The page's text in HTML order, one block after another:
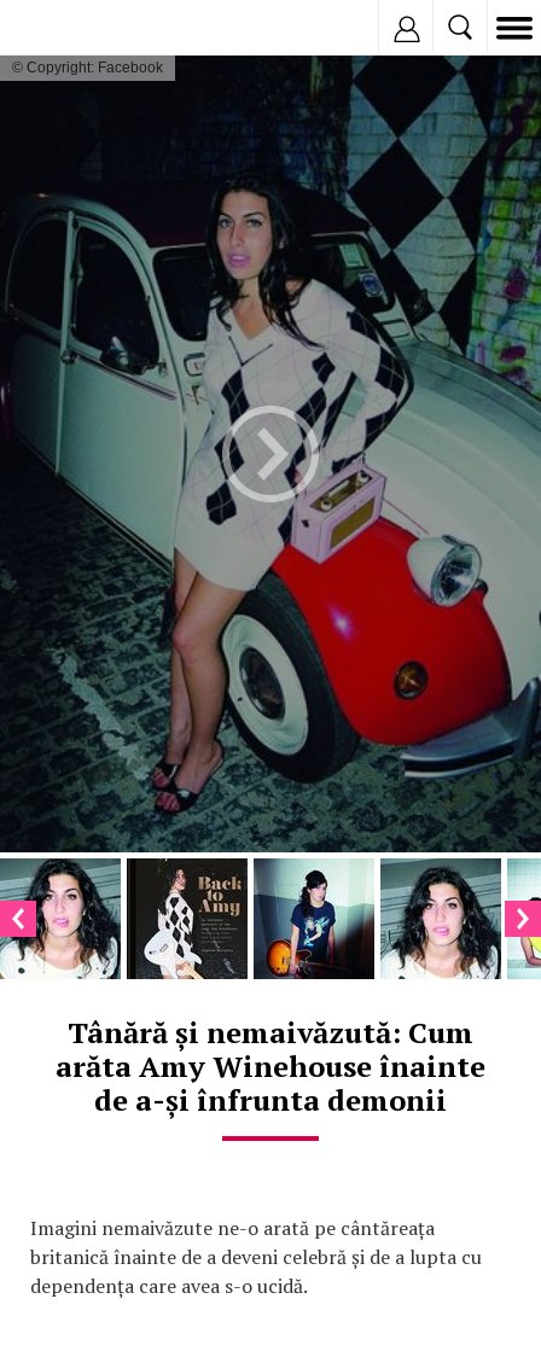
© Copyright: Facebook
Tânără și nemaivăzută: Cum
arăta Amy Winehouse înainte
de a-și înfrunta demonii
Imagini nemaivăzute ne-o arată pe cântăreața
britanică înainte de a deveni celebră și de a lupta cu
dependența care avea s-o ucidă.